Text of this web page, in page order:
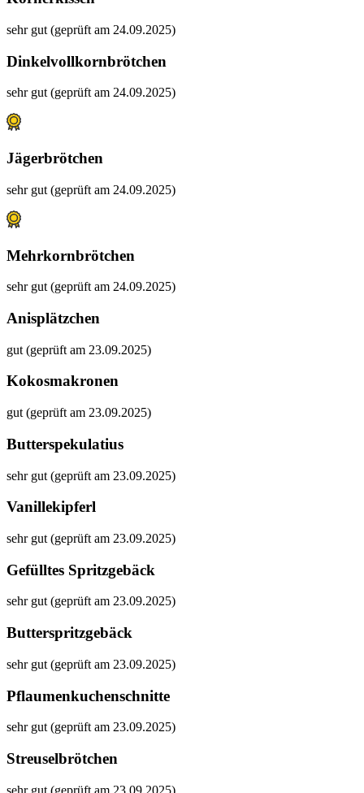
sehr gut (geprüft am 24.09.2025)
Dinkelvollkornbrötchen
sehr gut (geprüft am 24.09.2025)
Jägerbrötchen
sehr gut (geprüft am 24.09.2025)
Mehrkornbrötchen
sehr gut (geprüft am 24.09.2025)
Anisplätzchen
gut (geprüft am 23.09.2025)
Kokosmakronen
gut (geprüft am 23.09.2025)
Butterspekulatius
sehr gut (geprüft am 23.09.2025)
Vanillekipferl
sehr gut (geprüft am 23.09.2025)
Gefülltes Spritzgebäck
sehr gut (geprüft am 23.09.2025)
Butterspritzgebäck
sehr gut (geprüft am 23.09.2025)
Pflaumenkuchenschnitte
sehr gut (geprüft am 23.09.2025)
Streuselbrötchen
sehr gut (geprüft am 23.09.2025)